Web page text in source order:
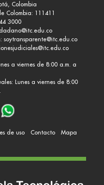
Colombia
Colombia: 111411
3000
soytransparente@itc.edu.co
a viernes de 8:00 a.m. a
Lunes a viernes de 8:00
de uso Contacto
Mapa